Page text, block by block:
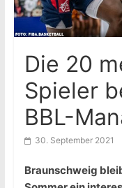
Die 20
Spieler
BBL-
30. September 2021
Braunschweig